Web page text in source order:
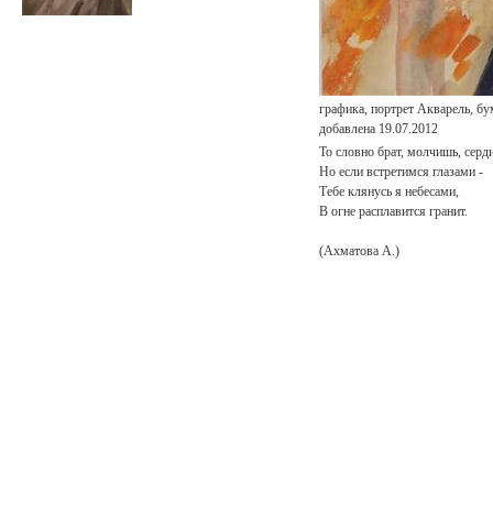
графика, портрет Акварель,
добавлена 19.07.2012
То словно брат, молчишь,
Но если встретимся глазами -
Тебе клянусь я небесами,
В огне расплавится гранит.
(Ахматова А.)